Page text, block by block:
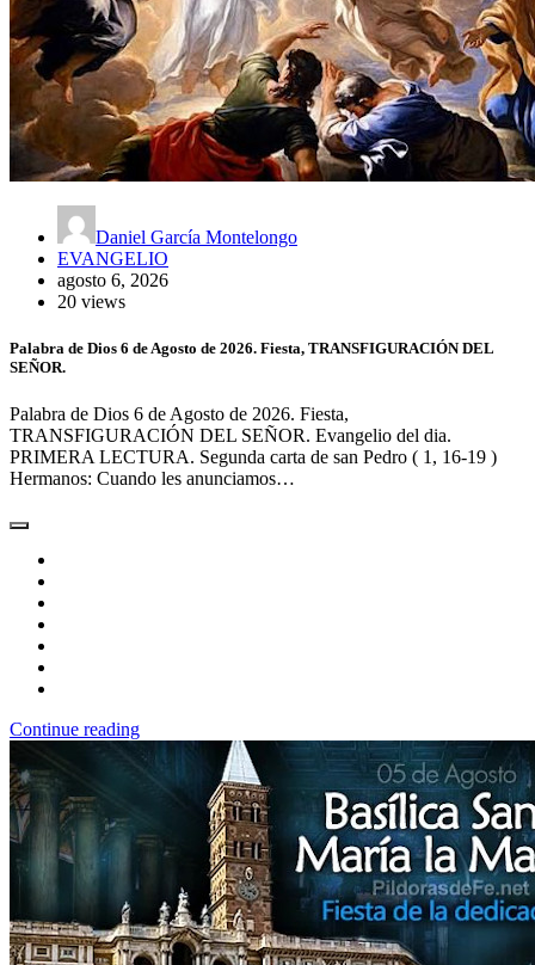
Daniel García Montelongo
EVANGELIO
agosto 6, 2026
20 views
Palabra de Dios 6 de Agosto de 2026. Fiesta, TRANSFIGURACIÓN DEL
SEÑOR.
Palabra de Dios 6 de Agosto de 2026. Fiesta,
TRANSFIGURACIÓN DEL SEÑOR. Evangelio del dia.
PRIMERA LECTURA. Segunda carta de san Pedro ( 1, 16-19 )
Hermanos: Cuando les anunciamos…
Continue reading